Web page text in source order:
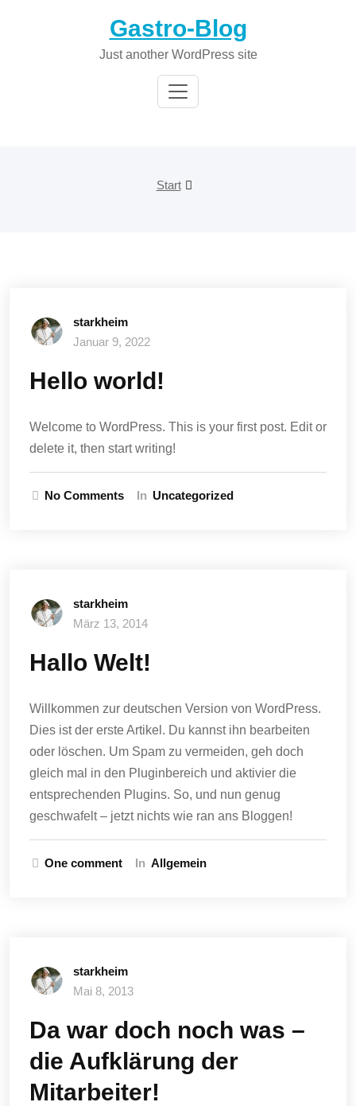
Gastro-Blog
Just another WordPress site
Start
starkheim
Januar 9, 2022
Hello world!
Welcome to WordPress. This is your first post. Edit or
delete it, then start writing!
No Comments In Uncategorized
starkheim
März 13, 2014
Hallo Welt!
Willkommen zur deutschen Version von WordPress.
Dies ist der erste Artikel. Du kannst ihn bearbeiten
oder löschen. Um Spam zu vermeiden, geh doch
gleich mal in den Pluginbereich und aktivier die
entsprechenden Plugins. So, und nun genug
geschwafelt – jetzt nichts wie ran ans Bloggen!
One comment In Allgemein
starkheim
Mai 8, 2013
Da war doch noch was –
die Aufklärung der
Mitarbeiter!